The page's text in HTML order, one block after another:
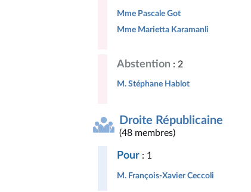
Mme Pascale Got
Mme Marietta Karamanli
Abstention : 2
M. Stéphane Hablot
Droite Républicaine
(48 membres)
Pour : 1
M. François-Xavier Ceccoli